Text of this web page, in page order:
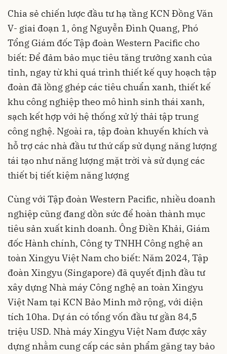
Chia sẻ chiến lược đầu tư hạ tầng KCN Đồng Văn
V- giai đoạn 1, ông Nguyễn Đình Quang, Phó
Tổng Giám đốc Tập đoàn Western Pacific cho
biết: Để đảm bảo mục tiêu tăng trưởng xanh của
tỉnh, ngay từ khi quá trình thiết kế quy hoạch tập
đoàn đã lồng ghép các tiêu chuẩn xanh, thiết kế
khu công nghiệp theo mô hình sinh thái xanh,
sạch kết hợp với hệ thống xử lý thải tập trung
công nghệ. Ngoài ra, tập đoàn khuyến khích và
hỗ trợ các nhà đầu tư thứ cấp sử dụng năng lượng
tái tạo như năng lượng mặt trời và sử dụng các
thiết bị tiết kiệm năng lượng
Cùng với Tập đoàn Western Pacific, nhiều doanh
nghiệp cũng đang dồn sức để hoàn thành mục
tiêu sản xuất kinh doanh. Ông Điền Khải, Giám
đốc Hành chính, Công ty TNHH Công nghệ an
toàn Xingyu Việt Nam cho biết: Năm 2024, Tập
đoàn Xingyu (Singapore) đã quyết định đầu tư
xây dựng Nhà máy Công nghệ an toàn Xingyu
Việt Nam tại KCN Bảo Minh mở rộng, với diện
tích 10ha. Dự án có tổng vốn đầu tư gần 84,5
triệu USD. Nhà máy Xingyu Việt Nam được xây
dựng nhằm cung cấp các sản phẩm găng tay bảo